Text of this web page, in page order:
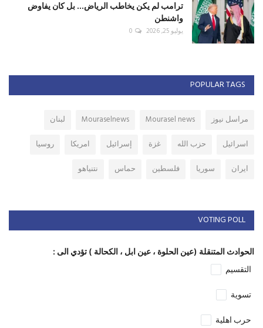
ترامب لم يكن يخاطب الرياض... بل كان يفاوض
واشنطن
يوليو 25, 2026 0
POPULAR TAGS
مراسل نيوز Mourasel news
Mouraselnews
لبنان
اسرائيل
حزب الله غزة إسرائيل امريكا
روسيا
ايران
سوريا فلسطين حماس نتنياهو
VOTING POLL
الحوادث المتنقلة (عين الحلوة ، عين ابل ، الكحالة ) تؤدي الى :
التقسيم
تسوية
حرب اهلية